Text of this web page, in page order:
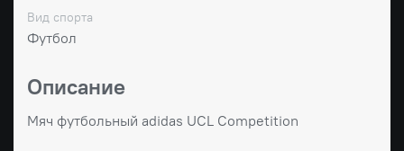
Вид спорта
Футбол
Описание
Мяч футбольный adidas UCL Competition